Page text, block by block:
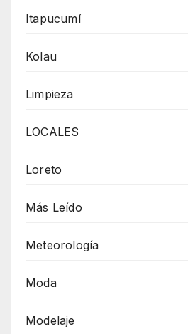
Itapucumí
Kolau
Limpieza
LOCALES
Loreto
Más Leído
Meteorología
Moda
Modelaje